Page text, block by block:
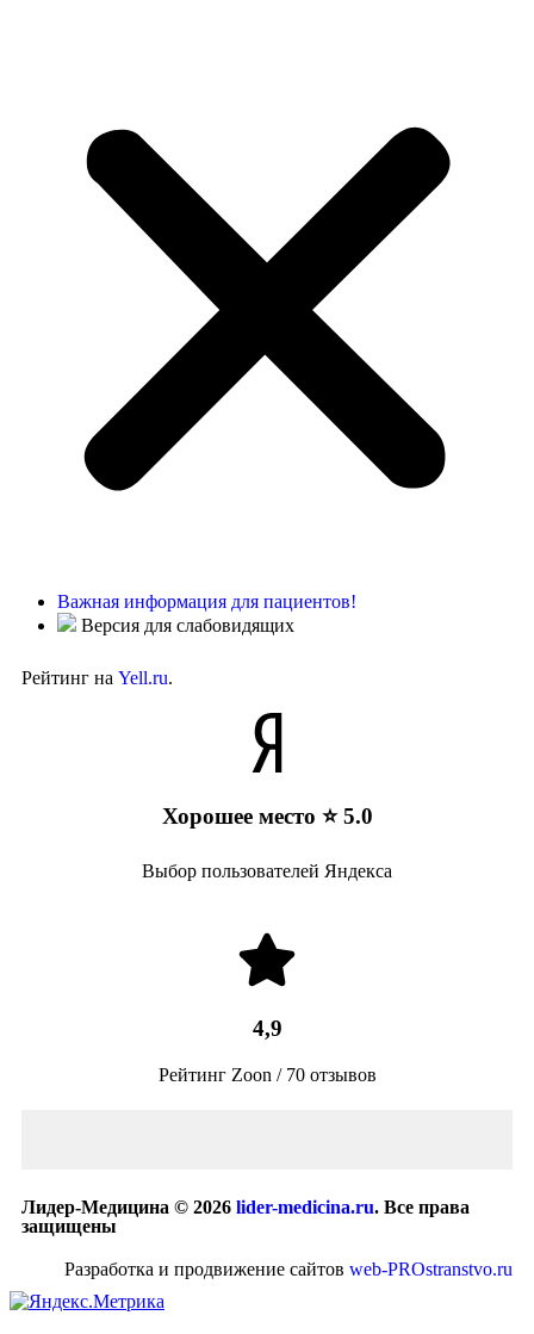
Важная информация для пациентов!
Версия для слабовидящих
Рейтинг на Yell.ru.
Хорошее место ⭐ 5.0
Выбор пользователей Яндекса
4,9
Рейтинг Zoon / 70 отзывов
Лидер-Медицина © 2026 lider-medicina.ru. Все права
защищены
Разработка и продвижение сайтов web-PROstranstvo.ru